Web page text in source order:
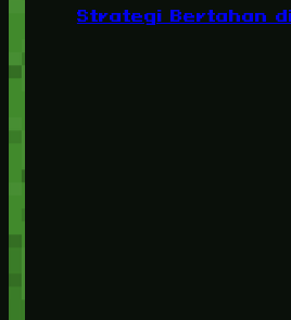
Strategi Bertahan